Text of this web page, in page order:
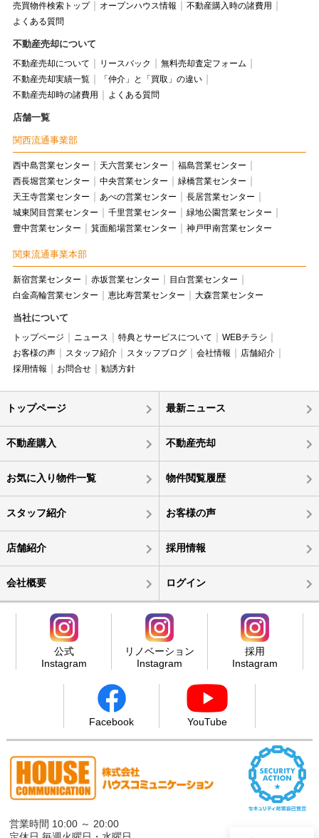
売買物件検索トップ オープンハウス情報
不動産購入時の諸費用
よくある質問
不動産売却について
不動産売却について リースバック
無料売却査定フォーム
不動産売却実績一覧
「仲介」と「買取」の違い
不動産売却時の諸費用
よくある質問
店舗一覧
関西流通事業部
西中島営業センター 天六営業センター
福島営業センター
西長堀営業センター
中央営業センター
緑橋営業センター
天王寺営業センター
あべの営業センター
長居営業センター
城東関目営業センター
千里営業センター
緑地公園営業センター
豊中営業センター
箕面船場営業センター 神戸甲南営業センター
関東流通事業本部
新宿営業センター 赤坂営業センター
目白営業センター
白金高輪営業センター
恵比寿営業センター 大森営業センター
当社について
トップページ ニュース 特典とサービスについて
WEBチラシ
お客様の声
スタッフ紹介 スタッフブログ 会社情報
店舗紹介
採用情報
お問合せ 勧誘方針
トップページ 最新ニュース
不動産購入 不動産売却
お気に入り物件一覧 物件閲覧履歴
スタッフ紹介 お客様の声
店舗紹介 採用情報
会社概要 ログイン
公式
Instagram
リノベーション
Instagram
採用
Instagram
Facebook YouTube
営業時間 10:00 ～ 20:00